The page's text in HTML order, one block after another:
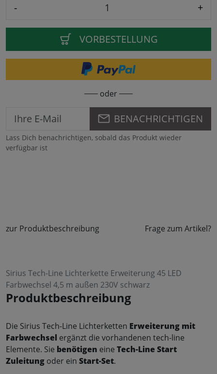
- +
VORBESTELLUNG
oder
BENACHRICHTIGEN
Lass Dich benachrichtigen, sobald das Produkt wieder
verfügbar ist
zur Produktbeschreibung Frage zum Artikel?
Sirius Tech-Line Lichterkette Erweiterung 45 LED
Farbwechsel 4,5 m außen 230V schwarz
Produktbeschreibung
Die Sirius Tech-Line Lichterketten Erweiterung mit
Farbwechsel ergänzt die vorhandenen tech-line
Elemente. Sie benötigen eine Tech-Line Start
Zuleitung oder ein Start-Set.